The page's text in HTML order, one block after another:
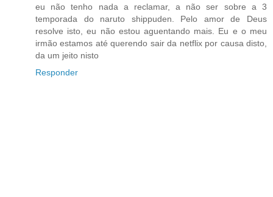
eu não tenho nada a reclamar, a não ser sobre a 3
temporada do naruto shippuden. Pelo amor de Deus
resolve isto, eu não estou aguentando mais. Eu e o meu
irmão estamos até querendo sair da netflix por causa disto,
da um jeito nisto
Responder